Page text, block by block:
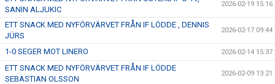
SANIN ALJUKIC
2026-02-19 15:16
ETT SNACK MED NYFÖRVÄRVET FRÅN IF LÖDDE , DENNIS
JÜRS
2026-02-17 09:44
1-0 SEGER MOT LINERO 2026-02-14 15:37
ETT SNACK MED NYFÖRVÄRVET FRÅN IF LÖDDE
SEBASTIAN OLSSON
2026-02-09 13:21